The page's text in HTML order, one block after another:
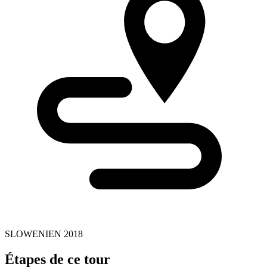
SLOWENIEN 2018
Étapes de ce tour